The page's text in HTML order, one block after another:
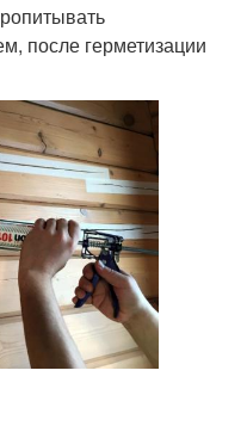
после герметизации